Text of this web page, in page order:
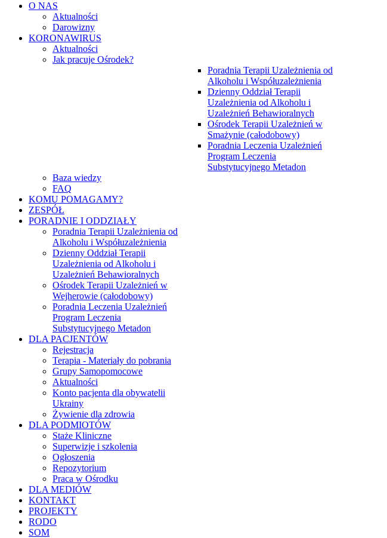
O NAS
Aktualności
Darowizny
KORONAWIRUS
Aktualności
Jak pracuje Ośrodek?
Poradnia Terapii Uzależnienia od
Alkoholu i Współuzależnienia
Dzienny Oddział Terapii
Uzależnienia od Alkoholu i
Uzależnień Behawioralnych
Ośrodek Terapii Uzależnień w
Smażynie (całodobowy)
Poradnia Leczenia Uzależnień
Program Leczenia
Substytucyjnego Metadon
Baza wiedzy
FAQ
KOMU POMAGAMY?
ZESPÓŁ
PORADNIE I ODDZIAŁY
Poradnia Terapii Uzależnienia od
Alkoholu i Współuzależnienia
Dzienny Oddział Terapii
Uzależnienia od Alkoholu i
Uzależnień Behawioralnych
Ośrodek Terapii Uzależnień w
Wejherowie (całodobowy)
Poradnia Leczenia Uzależnień
Program Leczenia
Substytucyjnego Metadon
DLA PACJENTÓW
Rejestracja
Terapia - Materiały do pobrania
Grupy Samopomocowe
Aktualności
Konto pacjenta dla obywatelii
Ukrainy
Żywienie dla zdrowia
DLA PODMIOTÓW
Staże Kliniczne
Superwizje i szkolenia
Ogłoszenia
Repozytorium
Praca w Ośrodku
DLA MEDIÓW
KONTAKT
PROJEKTY
RODO
SOM